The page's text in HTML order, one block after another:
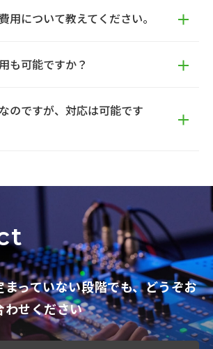
用について教えてください。
も可能ですか？
のですが、対応は可能です
っていない段階でも、どうぞお
わせください